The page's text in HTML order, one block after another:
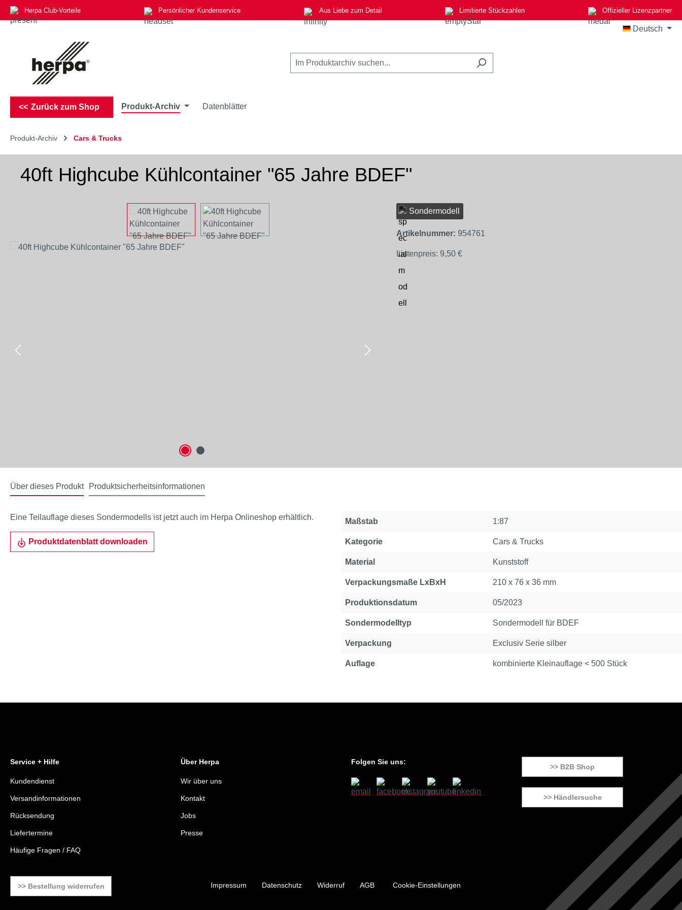
Hauptinhalt springen
Zur Suche springen
Zur Hauptnavigation springen
Herpa Club-Vorteile Persönlicher Kundenservice Aus Liebe zum Detail Limitierte Stückzahlen Offizieller Lizenzpartner
Deutsch
Zurück zum Shop Produkt-Archiv Datenblätter
Produkt-Archiv Cars & Trucks
40ft Highcube Kühlcontainer "65 Jahre BDEF"
Sondermodell
Artikelnummer: 954761
Listenpreis: 9,50 €
Über dieses Produkt Produktsicherheitsinformationen
Eine Teilauflage dieses Sondermodells ist jetzt auch im Herpa Onlineshop erhältlich.
Produktdatenblatt downloaden
Maßstab 1:87
Kategorie Cars & Trucks
Material Kunststoff
Verpackungsmaße LxBxH 210 x 76 x 36 mm
Produktionsdatum 05/2023
Sondermodelltyp Sondermodell für BDEF
Verpackung Exclusiv Serie silber
Auflage kombinierte Kleinauflage < 500 Stück
Service + Hilfe
Kundendienst
Versandinformationen
Rücksendung
Liefertermine
Häufige Fragen / FAQ
Über Herpa
Wir über uns
Kontakt
Jobs
Presse
Folgen Sie uns:
>> B2B Shop
>> Händlersuche
>> Bestellung widerrufen Impressum Datenschutz Widerruf AGB Cookie-Einstellungen